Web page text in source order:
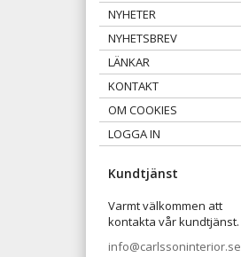
NYHETER
NYHETSBREV
LÄNKAR
KONTAKT
OM COOKIES
LOGGA IN
Kundtjänst
Varmt välkommen att
kontakta vår kundtjänst.
info@carlssoninterior.se